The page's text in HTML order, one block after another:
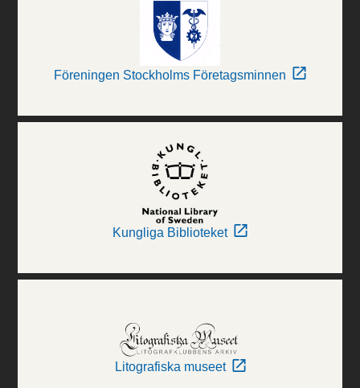
Föreningen Stockholms Företagsminnen
Kungliga Biblioteket
Litografiska museet